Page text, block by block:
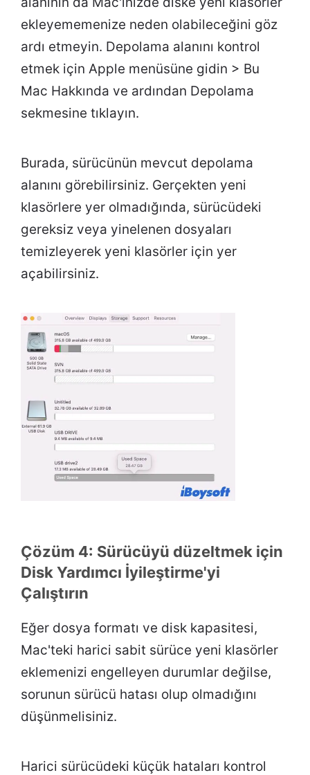
ekleyememenize neden olabileceğini göz
ardı etmeyin. Depolama alanını kontrol
etmek için Apple menüsüne gidin > Bu
Mac Hakkında ve ardından Depolama
sekmesine tıklayın.
Burada, sürücünün mevcut depolama
alanını görebilirsiniz. Gerçekten yeni
klasörlere yer olmadığında, sürücüdeki
gereksiz veya yinelenen dosyaları
temizleyerek yeni klasörler için yer
açabilirsiniz.
Çözüm 4: Sürücüyü düzeltmek için
Disk Yardımcı İyileştirme'yi
Çalıştırın
Eğer dosya formatı ve disk kapasitesi,
Mac'teki harici sabit sürüce yeni klasörler
eklemenizi engelleyen durumlar değilse,
sorunun sürücü hatası olup olmadığını
düşünmelisiniz.
Harici sürücüdeki küçük hataları kontrol